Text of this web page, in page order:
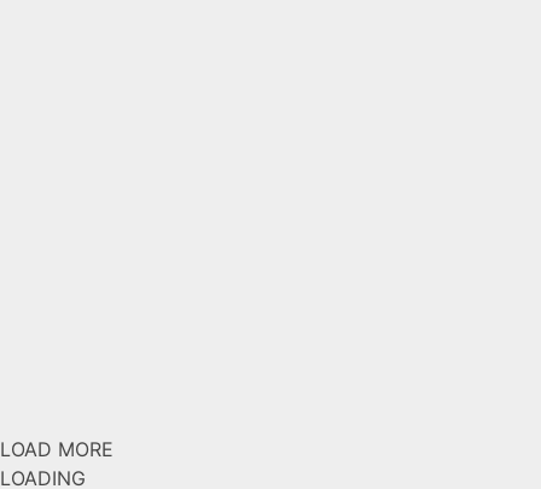
LOAD MORE
LOADING